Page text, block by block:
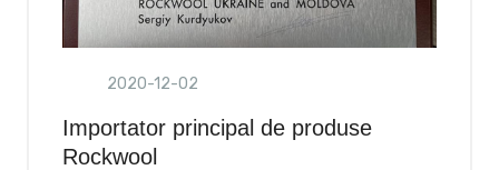
2020-12-02
Importator principal de produse
Rockwool